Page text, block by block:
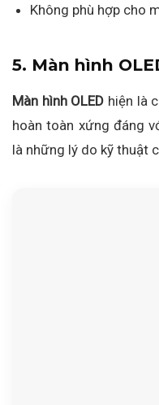
Không phù hợp cho
5. Màn hình
Màn hình OLED hiện là
hoàn toàn xứng đáng
là những lý do kỹ thuật